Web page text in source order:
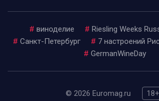
# виноделие # Riesling Weeks
# Санкт-Петербург # 7 настроений
# GermanWineDay
© 2026 Euromag.ru
18+